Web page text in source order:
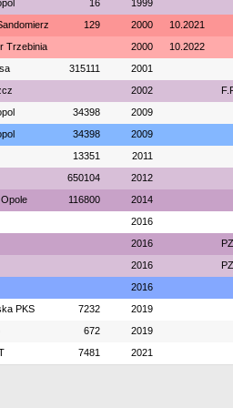
16 1999
129 2000 10.2021
Trzebinia 2000 10.2022
315111 2001
2002
34398 2009
34398 2009
13351 2011
650104 2012
116800 2014
2016
2016
2016
2016
PKS 7232 2019
672 2019
7481 2021